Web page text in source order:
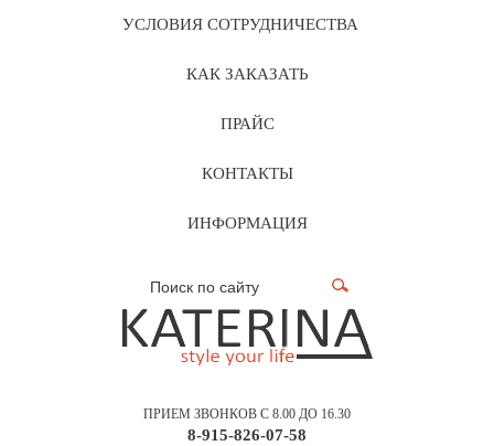
УСЛОВИЯ СОТРУДНИЧЕСТВА
КАК ЗАКАЗАТЬ
ПРАЙС
КОНТАКТЫ
ИНФОРМАЦИЯ
ПРИЕМ ЗВОНКОВ С 8.00 ДО 16.30
8-915-826-07-58